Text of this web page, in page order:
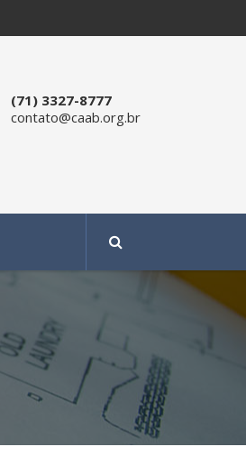
(71) 3327-8777
contato@caab.org.br